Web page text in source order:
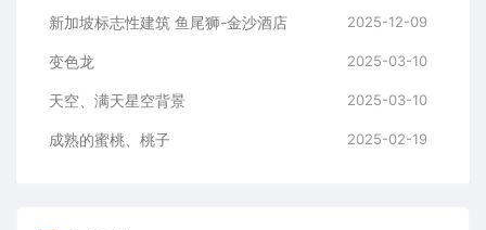
新加坡标志性建筑 鱼尾狮-金沙酒店 2025-12-09
变色龙 2025-03-10
天空、满天星空背景 2025-03-10
成熟的蜜桃、桃子 2025-02-19